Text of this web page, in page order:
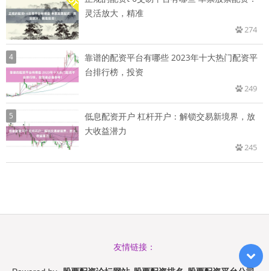
灵活放大，精准
274
4
靠谱的配资平台有哪些 2023年十大热门配资平
台排行榜，投资
249
5
低息配资开户 杠杆开户：解锁交易新境界，放
大收益潜力
245
友情链接：